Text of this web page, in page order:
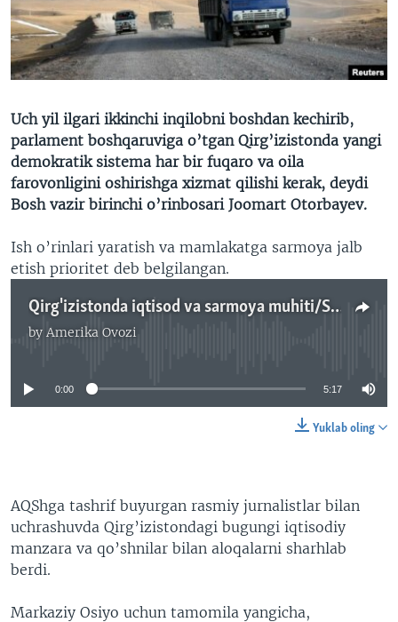
VIDEO
XABARLAR SURATLARDA
ODNOKLASSNIKI
TELEGRAM
TWITTER
SOUNDCLOUD
VOA
Uch yil ilgari ikkinchi inqilobni boshdan kechirib,
parlament boshqaruviga o’tgan Qirg’izistonda yangi
demokratik sistema har bir fuqaro va oila
farovonligini oshirishga xizmat qilishi kerak, deydi
Bosh vazir birinchi o’rinbosari Joomart Otorbayev.
Ish o’rinlari yaratish va mamlakatga sarmoya jalb
etish prioritet deb belgilangan.
Qirg'izistonda iqtisod va sarmoya muhiti/Shohruh Hamro
by Amerika Ovozi
No media source currently available
0:00 5:17
Yuklab oling
AQShga tashrif buyurgan rasmiy jurnalistlar bilan
uchrashuvda Qirg’izistondagi bugungi iqtisodiy
manzara va qo’shnilar bilan aloqalarni sharhlab
berdi.
Markaziy Osiyo uchun tamomila yangicha,